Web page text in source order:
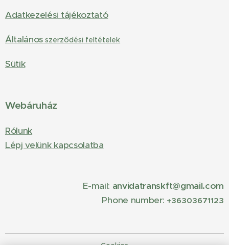
Adatkezelési tájékoztató
Általános szerződési feltételek
Sütik
Webáruház
Rólunk
Lépj velünk kapcsolatba
E-mail: anvidatranskft@gmail.com
Phone number: +36303671123